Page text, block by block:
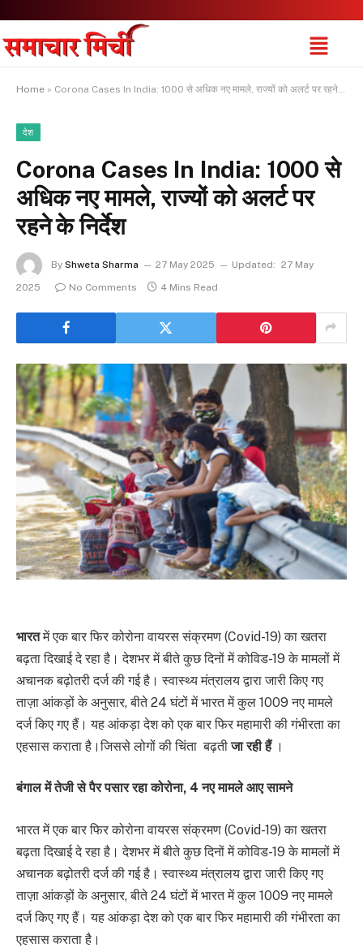
Home » Corona Cases In India: 1000 से अधिक नए मामले, राज्यों को अलर्ट पर रहने के निर्देश
देश
Corona Cases In India: 1000 से
अधिक नए मामले, राज्यों को अलर्ट पर
रहने के निर्देश
By Shweta Sharma 27 May 2025 Updated: 27 May
2025
No Comments 4 Mins Read
भारतमें एक बार फिर कोरोना वायरस संक्रमण (Covid-19) का खतरा
बढ़ता दिखाई दे रहा है। देशभर में बीते कुछ दिनों में कोविड-19 के मामलों में
अचानक बढ़ोतरी दर्ज की गई है। स्वास्थ्य मंत्रालय द्वारा जारी किए गए
ताज़ा आंकड़ों के अनुसार, बीते 24 घंटों में भारत में कुल 1009 नए मामले
दर्ज किए गए हैं। यह आंकड़ा देश को एक बार फिर महामारी की गंभीरता का
एहसास कराता है।जिससे लोगों की चिंता बढ़तीजा रही हैं ।
बंगाल में तेजी से पैर पसार रहा कोरोना, 4 नए मामले आए सामने
भारत में एक बार फिर कोरोना वायरस संक्रमण (Covid-19) का खतरा
बढ़ता दिखाई दे रहा है। देशभर में बीते कुछ दिनों में कोविड-19 के मामलों में
अचानक बढ़ोतरी दर्ज की गई है। स्वास्थ्य मंत्रालय द्वारा जारी किए गए
ताज़ा आंकड़ों के अनुसार, बीते 24 घंटों में भारत में कुल 1009 नए मामले
दर्ज किए गए हैं। यह आंकड़ा देश को एक बार फिर महामारी की गंभीरता का
एहसास कराता है।